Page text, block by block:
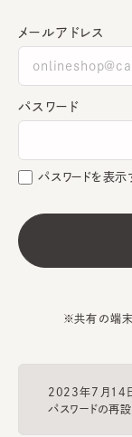
メールアドレス
パスワード
パスワードを表示
※共有の端末
2023年7月14
パスワードの再